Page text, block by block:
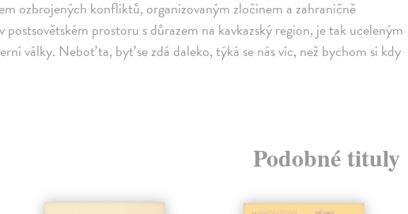
ozbrojených konfliktů, organizovaným zločinem a zahraničně
prostoru s důrazem na kavkazský region, je tak uceleným
války. Neboť ta, byť se zdá daleko, týká se nás víc, než bychom si kdy
Podobné tituly